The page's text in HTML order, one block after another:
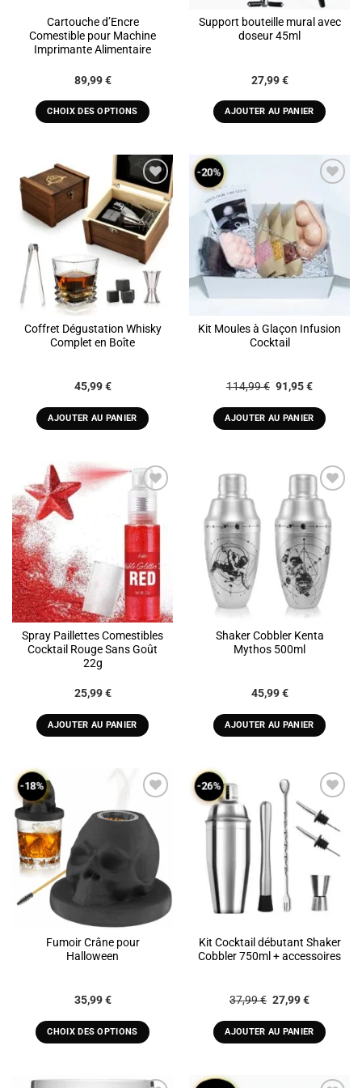
Cartouche d’Encre
Comestible pour Machine
Imprimante Alimentaire
89,99€
CHOIX DES OPTIONS
plusieurs
variations.
Les
options
peuvent
être
choisies
sur
page
Support bouteille mural avec
doseur 45ml
27,99€
AJOUTER AU PANIER
ADD TO
WISHLIST
Coffret Dégustation Whisky
Complet en Boîte
45,99€
AJOUTER AU PANIER
-20%
ADD TO
WISHLIST
Kit Moules à Glaçon Infusion
Cocktail
114,99€ Le
prix
initial
était :
114,99 €.
91,95€Le
actuel
est :
91,95 €.
AJOUTER AU PANIER
ADD TO
WISHLIST
Spray Paillettes Comestibles
Cocktail Rouge Sans Goût
22g
25,99€
AJOUTER AU PANIER
ADD TO
WISHLIST
Shaker Cobbler Kenta
Mythos 500ml
45,99€
AJOUTER AU PANIER
-18%
ADD TO
WISHLIST
Fumoir Crâne pour
Halloween
35,99€Plage
prix :
35,99 €
à
CHOIX DES OPTIONS
-26%
ADD TO
WISHLIST
Kit Cocktail débutant Shaker
Cobbler 750ml + accessoires
37,99€ Le
prix
initial
était :
37,99 €.
27,99€Le
actuel
est :
27,99 €.
AJOUTER AU PANIER